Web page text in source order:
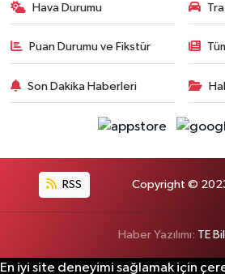
Hava Durumu
Puan Durumu ve Fikstür
Son Dakika Haberleri
RSS Copyright © 2023.
Haber Yazılımı: TE
En iyi site deneyimi sağlamak için